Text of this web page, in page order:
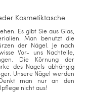
Kosmetiktasche
Es gibt Sie aus Glas,
Man benutzt die
der Nägel. Je nach
Vor- uns Nachteile,
Die Körnung der
des Nagels abhängig
Unsere Nägel werden
man nur an den
nicht aus!